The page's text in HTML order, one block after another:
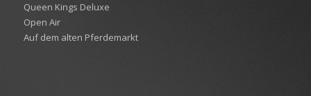
Queen Kings Deluxe
Open Air
Auf dem alten Pferdemarkt